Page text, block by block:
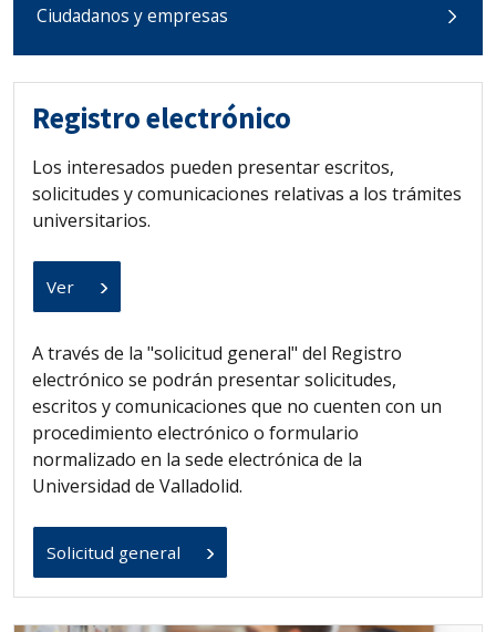
Ciudadanos y empresas
Registro electrónico
Los interesados pueden presentar escritos,
solicitudes y comunicaciones relativas a los trámites
universitarios.
Ver
A través de la "solicitud general" del Registro
electrónico se podrán presentar solicitudes,
escritos y comunicaciones que no cuenten con un
procedimiento electrónico o formulario
normalizado en la sede electrónica de la
Universidad de Valladolid.
Solicitud general